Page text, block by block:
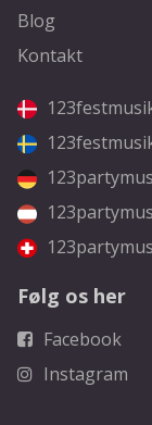
Blog
Kontakt
Følg os her
Facebook
Instagram